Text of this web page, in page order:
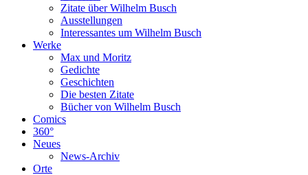
Zitate über Wilhelm Busch
Ausstellungen
Interessantes um Wilhelm Busch
Werke
Max und Moritz
Gedichte
Geschichten
Die besten Zitate
Bücher von Wilhelm Busch
Comics
360°
Neues
News-Archiv
Orte